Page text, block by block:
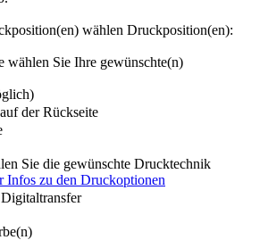
wählen Druckposition(en):
wählen Sie Ihre gewünschte(n)
auf der Rückseite
Sie die gewünschte Drucktechnik
Infos zu den Druckoptionen
Digitaltransfer